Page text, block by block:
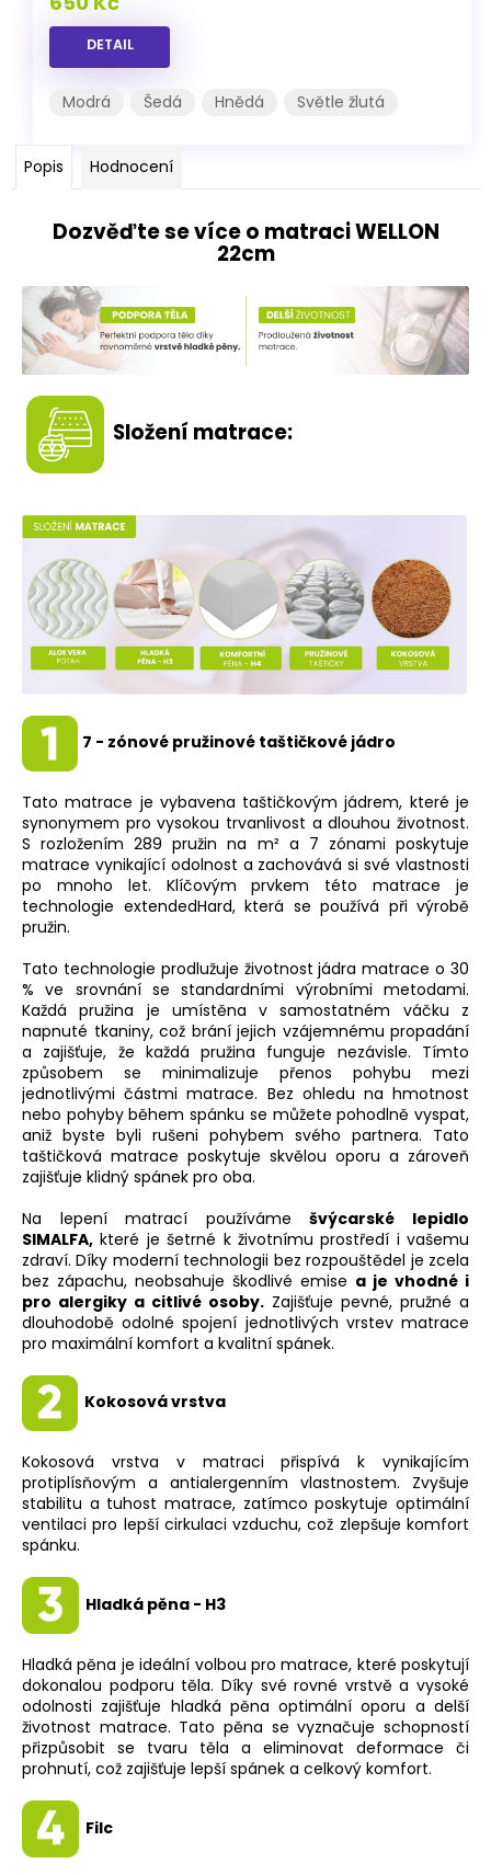
DETAIL
Modrá Šedá Hnědá Světle žlutá
Popis Hodnocení
Dozvěďte se více o matraci WELLON
22cm
Složení matrace:
7 - zónové pružinové taštičkové jádro
Tato matrace je vybavena taštičkovým jádrem, které je
synonymem pro vysokou trvanlivost a dlouhou životnost.
S rozložením 289 pružin na m² a 7 zónami poskytuje
matrace vynikající odolnost a zachovává si své vlastnosti
po mnoho let. Klíčovým prvkem této matrace je
technologie extendedHard, která se používá při výrobě
pružin.
Tato technologie prodlužuje životnost jádra matrace o 30
% ve srovnání se standardními výrobními metodami.
Každá pružina je umístěna v samostatném váčku z
napnuté tkaniny, což brání jejich vzájemnému propadání
a zajišťuje, že každá pružina funguje nezávisle. Tímto
způsobem se minimalizuje přenos pohybu mezi
jednotlivými částmi matrace. Bez ohledu na hmotnost
nebo pohyby během spánku se můžete pohodlně vyspat,
aniž byste byli rušeni pohybem svého partnera. Tato
taštičková matrace poskytuje skvělou oporu a zároveň
zajišťuje klidný spánek pro oba.
Na lepení matrací používámešvýcarské lepidlo
SIMALFA, které je šetrné k životnímu prostředí i vašemu
zdraví. Díky moderní technologii bez rozpouštědel je zcela
bez zápachu, neobsahuje škodlivé emise a je vhodné i
pro alergiky a citlivé osoby. Zajišťuje pevné, pružné a
dlouhodobě odolné spojení jednotlivých vrstev matrace
pro maximální komfort a kvalitní spánek.
Kokosová vrstva
Kokosová vrstva v matraci přispívá k vynikajícím
protiplísňovým a antialergenním vlastnostem. Zvyšuje
stabilitu a tuhost matrace, zatímco poskytuje optimální
ventilaci pro lepší cirkulaci vzduchu, což zlepšuje komfort
spánku.
Hladká pěna - H3
Hladká pěna je ideální volbou pro matrace, které poskytují
dokonalou podporu těla. Díky své rovné vrstvě a vysoké
odolnosti zajišťuje hladká pěna optimální oporu a delší
životnost matrace. Tato pěna se vyznačuje schopností
přizpůsobit se tvaru těla a eliminovat deformace či
prohnutí, což zajišťuje lepší spánek a celkový komfort.
Filc